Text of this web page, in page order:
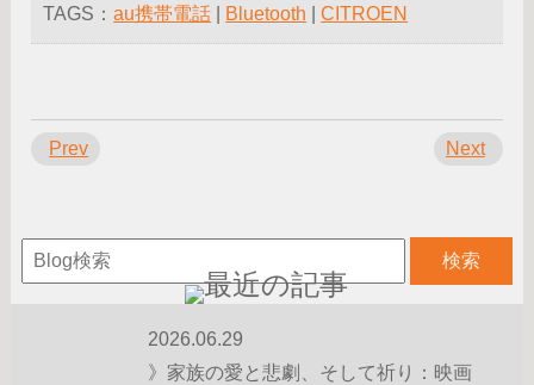
TAGS：au携帯電話 Bluetooth |CITROEN
Prev Next
2026.06.29
》家族の愛と悲劇、そして祈り：映画